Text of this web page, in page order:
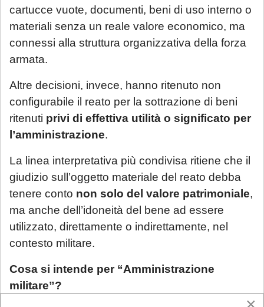
cartucce vuote, documenti, beni di uso interno o
materiali senza un reale valore economico, ma
connessi alla struttura organizzativa della forza
armata.
Altre decisioni, invece, hanno ritenuto non
configurabile il reato per la sottrazione di beni
ritenuti privi di effettiva utilità o significato per
l’amministrazione.
La linea interpretativa più condivisa ritiene che il
giudizio sull’oggetto materiale del reato debba
tenere conto non solo del valore patrimoniale,
ma anche dell’idoneità del bene ad essere
utilizzato, direttamente o indirettamente, nel
contesto militare.
Cosa si intende per “Amministrazione
militare”?